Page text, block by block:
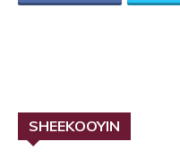
SHEEKOOYIN